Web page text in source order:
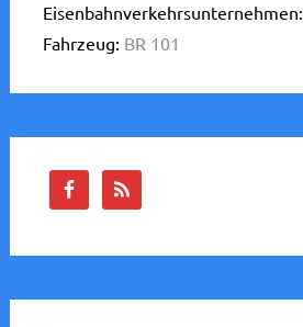
Eisenbahnverkehrsunternehmen:
Fahrzeug: BR 101